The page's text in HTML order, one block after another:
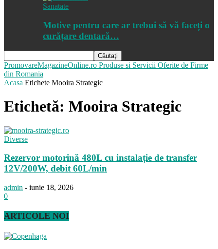
Sanatate
Motive pentru care ar trebui să vă faceți o
curățare dentară…
PromovareMagazineOnline.ro Produse si Servicii Oferite de Firme
din Romania
Acasa Etichete Mooira Strategic
Etichetă: Mooira Strategic
Diverse
Rezervor motorină 480L cu instalație de transfer
12V/200W, debit 60L/min
admin - iunie 18, 2026
0
ARTICOLE NOI